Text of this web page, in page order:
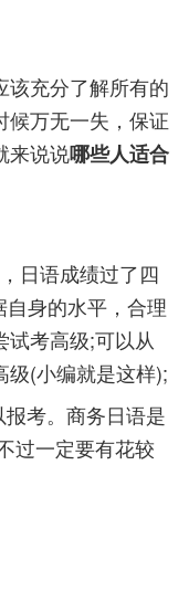
该充分了解所有的
候万无一失，保证
来说说哪些人适合
日语成绩过了四
身的水平，合理
试考高级;可以从
级(小编就是这样);
考。商务日语是
过一定要有花较